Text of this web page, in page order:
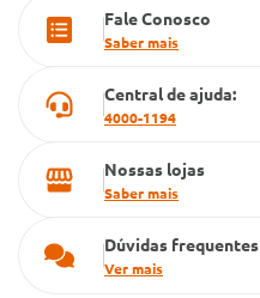
Cartão Grupo Conde
Fale Conosco
Saber mais
Central de ajuda:
4000-1194
Nossas lojas
Saber mais
Dúvidas frequentes
Ver mais